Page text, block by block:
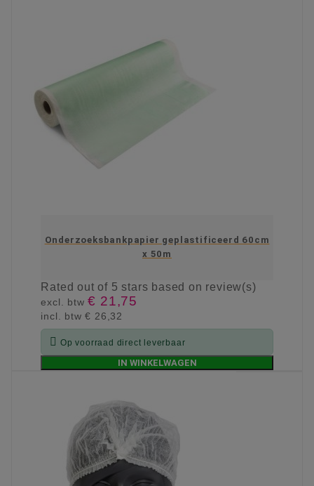
Onderzoeksbankpapier geplastificeerd 60cm
x 50m
Ratedout of 5 stars based on review(s)
excl. btw€ 21,75
incl. btw€ 26,32
 Op voorraad direct leverbaar
IN WINKELWAGEN